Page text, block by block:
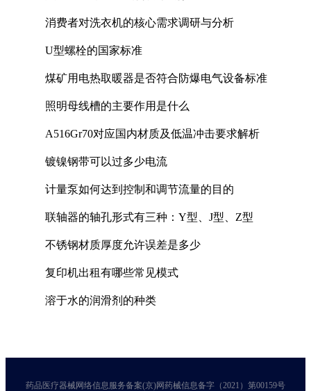
消费者对洗衣机的核心需求调研与分析
U型螺栓的国家标准
煤矿用电热取暖器是否符合防爆电气设备标准
照明母线槽的主要作用是什么
A516Gr70对应国内材质及低温冲击要求解析
镀镍钢带可以过多少电流
计量泵如何达到控制和调节流量的目的
联轴器的轴孔形式有三种：Y型、J型、Z型
不锈钢材质厚度允许误差是多少
复印机出租有哪些常见模式
溶于水的润滑剂的种类
药品医疗器械网络信息服务备案(京)网药械信息备字（2021）第00159号